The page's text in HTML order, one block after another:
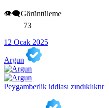
👁️‍🗨️Görüntüleme
73
12 Ocak 2025
Argun
Peygamberlik iddiası zındıklıktır